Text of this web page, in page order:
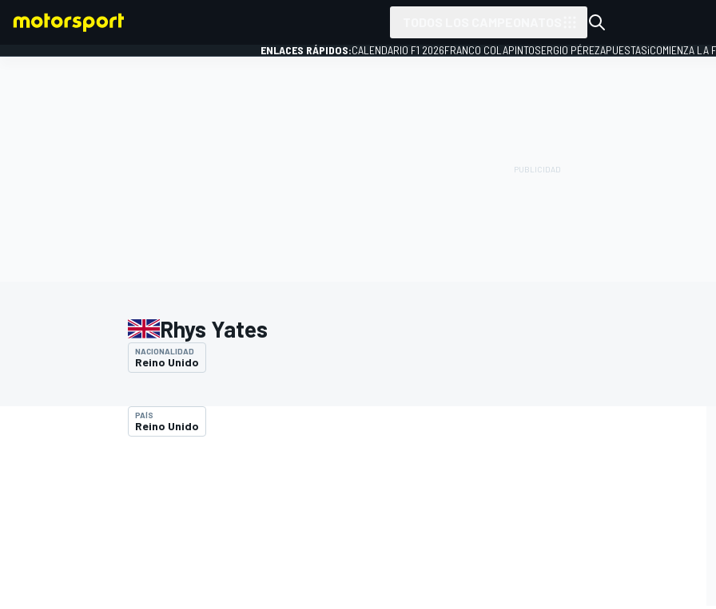
ENLACES RÁPIDOS:CALENDARIO F1 2026FRANCO COLAPINTOSERGIO PÉREZAPUESTAS¡COMIENZA LA
Rhys Yates
NACIONALIDAD
Reino Unido
PAÍS
Reino Unido